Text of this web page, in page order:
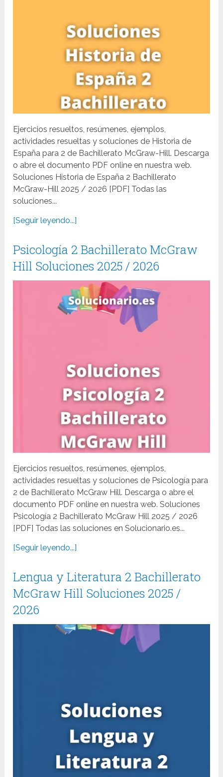
Ejercicios resueltos, resúmenes, ejemplos,
actividades resueltas y soluciones de Historia de
España para 2 de Bachillerato McGraw-Hill. Descarga
o abre el documento PDF online en nuestra web.
Soluciones Historia de España 2 Bachillerato
McGraw-Hill 2025 / 2026 [PDF] Todas las
soluciones...
[Seguir leyendo...]
Psicología 2 Bachillerato McGraw
Hill Soluciones 2025 / 2026
Ejercicios resueltos, resúmenes, ejemplos,
actividades resueltas y soluciones de Psicología para
2 de Bachillerato McGraw Hill. Descarga o abre el
documento PDF online en nuestra web. Soluciones
Psicología 2 Bachillerato McGraw Hill 2025 / 2026
[PDF] Todas las soluciones en Solucionario.es...
[Seguir leyendo...]
Lengua y Literatura 2 Bachillerato
McGraw Hill Soluciones 2025 /
2026